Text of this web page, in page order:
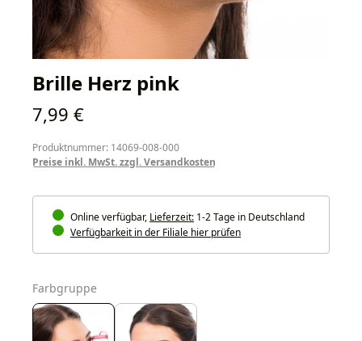
Brille Herz pink
Regulärer Preis:
7,99 €
Produktnummer: 14069-008-000
Preise inkl. MwSt. zzgl. Versandkosten
Online verfügbar, Lieferzeit: 1-2 Tage in Deutschland
Verfügbarkeit in der Filiale hier prüfen
Farbgruppe